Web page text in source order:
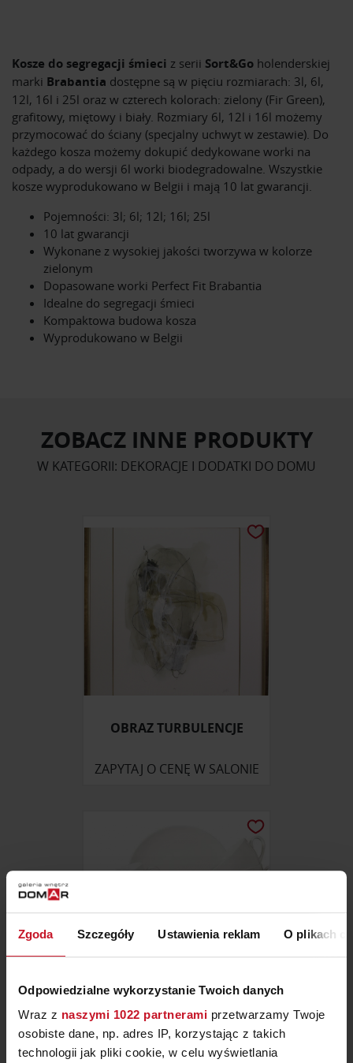
Zgoda Szczegóły Ustawienia reklam O plikach
Odpowiedzialne wykorzystanie Twoich danych
Wraz z naszymi 1022 partnerami przetwarzamy Twoje
osobiste dane, np. adres IP, korzystając z takich
technologii jak pliki cookie, w celu wyświetlania
Kosze do segregacji śmieci z serii Sort&Go holenderskiej
marki Brabantia dostępne są w pięciu rozmiarach: 3l, 6l,
12l, 16l i 25l oraz w czterech kolorach: zielony (Fir Green),
grafitowy, miętowy i biały. Rozmiary 6l, 12l i 16l możemy
przymocować do ściany (specjalny uchwyt w zestawie). Do
każdego kosza możemy dokupić dedykowane worki na
odpady, a do wersji 6l worki biodegradowalne. Wszystkie
kosze wyprodukowano w Belgii i mają 10 lat gwarancji.
Pojemności: 3l; 6l; 12l; 16l; 25l
10 lat gwarancji
Wykonane z wysokiej jakości tworzywa w kolorze
zielonym
Dopasowane worki Perfect Fit Brabantia
Idealne do segregacji śmieci
Kompaktowa budowa kosza
Wyprodukowano w Belgii
ZOBACZ INNE PRODUKTY
W KATEGORII: DEKORACJE I DODATKI DO DOMU
OBRAZ TURBULENCJE
ZAPYTAJ O CENĘ W SALONIE
ZESTAW KAWOWY NEW FRESH